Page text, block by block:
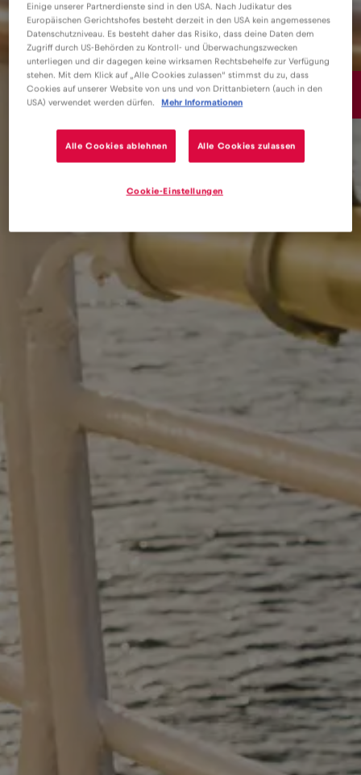
15€
Einige unserer Partnerdienste sind in den USA. Nach Judikatur des
Europäischen Gerichtshofes besteht derzeit in den USA kein angemessenes
Datenschutzniveau. Es besteht daher das Risiko, dass deine Daten dem
Zugriff durch US-Behörden zu Kontroll- und Überwachungszwecken
unterliegen und dir dagegen keine wirksamen Rechtsbehelfe zur Verfügung
stehen. Mit dem Klick auf „Alle Cookies zulassen“ stimmst du zu, dass
Cookies auf unserer Website von uns und von Drittanbietern (auch in den
USA) verwendet werden dürfen.
Mehr Informationen
Alle Cookies ablehnen Alle Cookies zulassen
Cookie-Einstellungen